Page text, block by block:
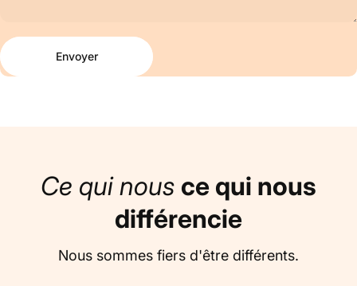
Envoyer
Envoyer
Ce qui nous ce qui nous
différencie
Nous sommes fiers d'être différents.